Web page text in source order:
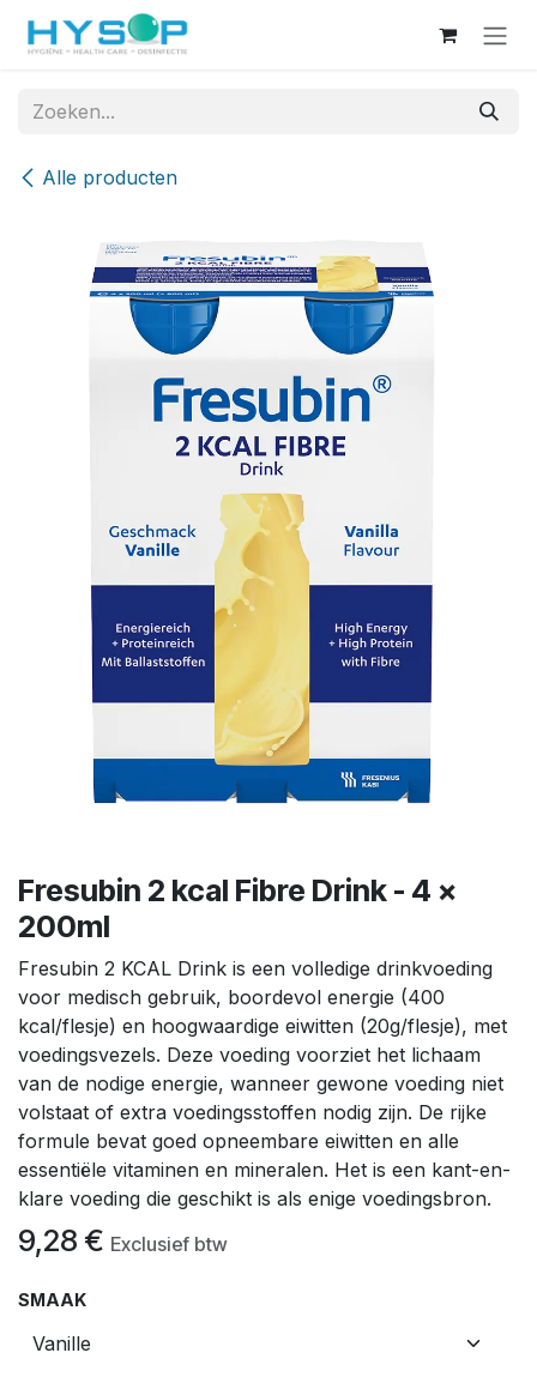
Overslaan naar inhoud
Alle producten
Fresubin 2 kcal Fibre Drink - 4 x
200ml
Fresubin 2 KCAL Drink is een volledige drinkvoeding
voor medisch gebruik, boordevol energie (400
kcal/flesje) en hoogwaardige eiwitten (20g/flesje), met
voedingsvezels. Deze voeding voorziet het lichaam
van de nodige energie, wanneer gewone voeding niet
volstaat of extra voedingsstoffen nodig zijn. De rijke
formule bevat goed opneembare eiwitten en alle
essentiële vitaminen en mineralen. Het is een kant-en-
klare voeding die geschikt is als enige voedingsbron.
9,28 € Exclusief btw
SMAAK